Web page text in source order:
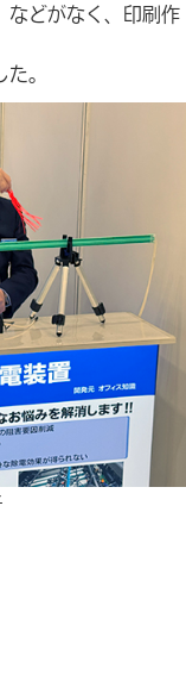
などがなく、印刷作
。